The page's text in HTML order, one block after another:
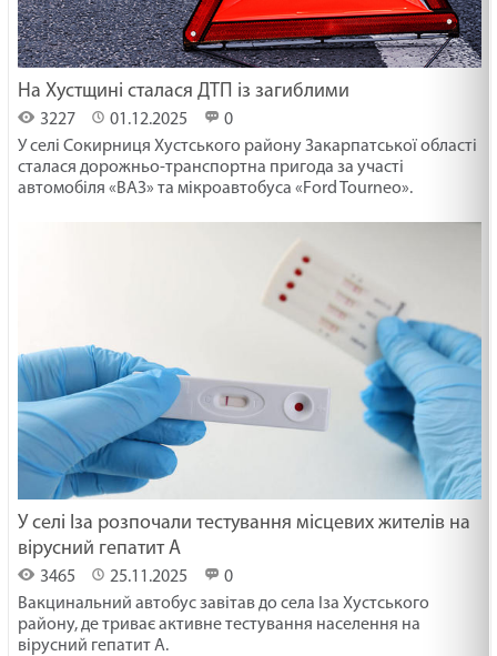
На Хустщині сталася ДТП із загиблими
3227 01.12.2025
0
У селі Сокирниця Хустського району Закарпатської області
сталася дорожньо-транспортна пригода за участі
автомобіля «ВАЗ» та мікроавтобуса «Ford Tourneo».
У селі Іза розпочали тестування місцевих жителів на
вірусний гепатит А
3465 25.11.2025
0
Вакцинальний автобус завітав до села Іза Хустського
району, де триває активне тестування населення на
вірусний гепатит А.